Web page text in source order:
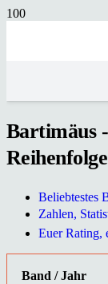
Bartimäus
Beliebtestes
Zahlen,
Euer Rating,
Band / Jahr